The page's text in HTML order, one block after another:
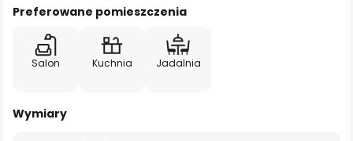
Preferowane pomieszczenia
Salon Kuchnia Jadalnia
Wymiary